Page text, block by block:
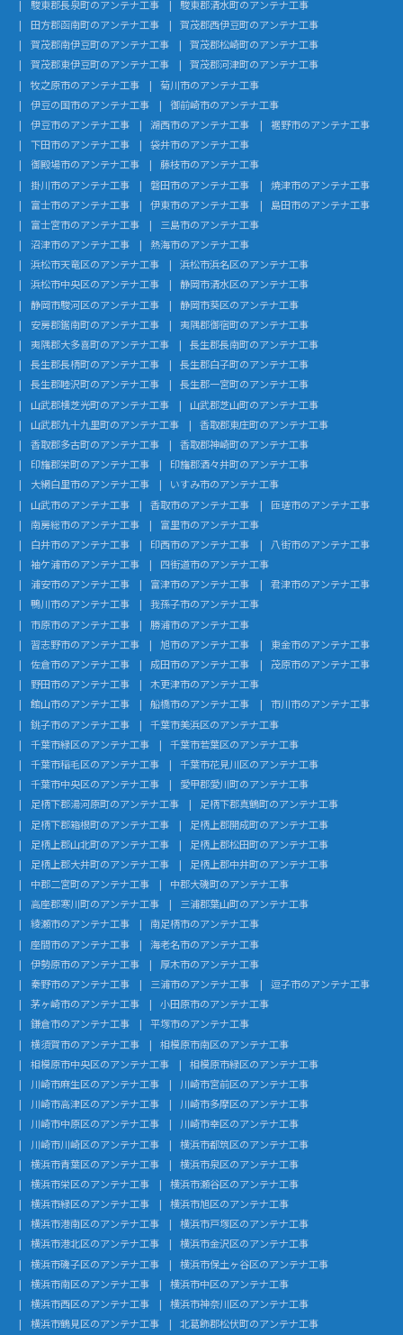
駿東郡長泉町のアンテナ工事
駿東郡清水町のアンテナ工事
田方郡函南町のアンテナ工事
賀茂郡西伊豆町のアンテナ工事
賀茂郡南伊豆町のアンテナ工事
賀茂郡松崎町のアンテナ工事
賀茂郡東伊豆町のアンテナ工事
賀茂郡河津町のアンテナ工事
牧之原市のアンテナ工事
菊川市のアンテナ工事
伊豆の国市のアンテナ工事
御前崎市のアンテナ工事
伊豆市のアンテナ工事
湖西市のアンテナ工事
裾野市のアンテナ工事
下田市のアンテナ工事
袋井市のアンテナ工事
御殿場市のアンテナ工事
藤枝市のアンテナ工事
掛川市のアンテナ工事
磐田市のアンテナ工事
焼津市のアンテナ工事
富士市のアンテナ工事
伊東市のアンテナ工事
島田市のアンテナ工事
富士宮市のアンテナ工事
三島市のアンテナ工事
沼津市のアンテナ工事
熱海市のアンテナ工事
浜松市天竜区のアンテナ工事
浜松市浜名区のアンテナ工事
浜松市中央区のアンテナ工事
静岡市清水区のアンテナ工事
静岡市駿河区のアンテナ工事
静岡市葵区のアンテナ工事
安房郡鋸南町のアンテナ工事
夷隅郡御宿町のアンテナ工事
夷隅郡大多喜町のアンテナ工事
長生郡長南町のアンテナ工事
長生郡長柄町のアンテナ工事
長生郡白子町のアンテナ工事
長生郡睦沢町のアンテナ工事
長生郡一宮町のアンテナ工事
山武郡横芝光町のアンテナ工事
山武郡芝山町のアンテナ工事
山武郡九十九里町のアンテナ工事
香取郡東庄町のアンテナ工事
香取郡多古町のアンテナ工事
香取郡神崎町のアンテナ工事
印旛郡栄町のアンテナ工事
印旛郡酒々井町のアンテナ工事
大網白里市のアンテナ工事
いすみ市のアンテナ工事
山武市のアンテナ工事
香取市のアンテナ工事
匝瑳市のアンテナ工事
南房総市のアンテナ工事
富里市のアンテナ工事
白井市のアンテナ工事
印西市のアンテナ工事
八街市のアンテナ工事
袖ケ浦市のアンテナ工事
四街道市のアンテナ工事
浦安市のアンテナ工事
富津市のアンテナ工事
君津市のアンテナ工事
鴨川市のアンテナ工事
我孫子市のアンテナ工事
市原市のアンテナ工事
勝浦市のアンテナ工事
習志野市のアンテナ工事
旭市のアンテナ工事
東金市のアンテナ工事
佐倉市のアンテナ工事
成田市のアンテナ工事
茂原市のアンテナ工事
野田市のアンテナ工事
木更津市のアンテナ工事
館山市のアンテナ工事
船橋市のアンテナ工事
市川市のアンテナ工事
銚子市のアンテナ工事
千葉市美浜区のアンテナ工事
千葉市緑区のアンテナ工事
千葉市若葉区のアンテナ工事
千葉市稲毛区のアンテナ工事
千葉市花見川区のアンテナ工事
千葉市中央区のアンテナ工事
愛甲郡愛川町のアンテナ工事
足柄下郡湯河原町のアンテナ工事
足柄下郡真鶴町のアンテナ工事
足柄下郡箱根町のアンテナ工事
足柄上郡開成町のアンテナ工事
足柄上郡山北町のアンテナ工事
足柄上郡松田町のアンテナ工事
足柄上郡大井町のアンテナ工事
足柄上郡中井町のアンテナ工事
中郡二宮町のアンテナ工事
中郡大磯町のアンテナ工事
高座郡寒川町のアンテナ工事
三浦郡葉山町のアンテナ工事
綾瀬市のアンテナ工事
南足柄市のアンテナ工事
座間市のアンテナ工事
海老名市のアンテナ工事
伊勢原市のアンテナ工事
厚木市のアンテナ工事
秦野市のアンテナ工事
三浦市のアンテナ工事
逗子市のアンテナ工事
茅ヶ崎市のアンテナ工事
小田原市のアンテナ工事
鎌倉市のアンテナ工事
平塚市のアンテナ工事
横須賀市のアンテナ工事
相模原市南区のアンテナ工事
相模原市中央区のアンテナ工事
相模原市緑区のアンテナ工事
川崎市麻生区のアンテナ工事
川崎市宮前区のアンテナ工事
川崎市高津区のアンテナ工事
川崎市多摩区のアンテナ工事
川崎市中原区のアンテナ工事
川崎市幸区のアンテナ工事
川崎市川崎区のアンテナ工事
横浜市都筑区のアンテナ工事
横浜市青葉区のアンテナ工事
横浜市泉区のアンテナ工事
横浜市栄区のアンテナ工事
横浜市瀬谷区のアンテナ工事
横浜市緑区のアンテナ工事
横浜市旭区のアンテナ工事
横浜市港南区のアンテナ工事
横浜市戸塚区のアンテナ工事
横浜市港北区のアンテナ工事
横浜市金沢区のアンテナ工事
横浜市磯子区のアンテナ工事
横浜市保土ヶ谷区のアンテナ工事
横浜市南区のアンテナ工事
横浜市中区のアンテナ工事
横浜市西区のアンテナ工事
横浜市神奈川区のアンテナ工事
横浜市鶴見区のアンテナ工事
北葛飾郡松伏町のアンテナ工事